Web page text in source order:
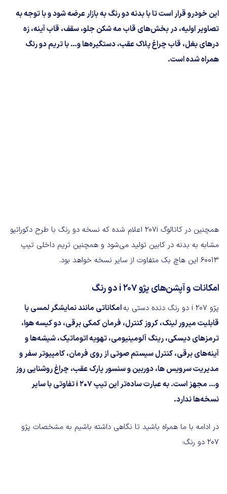
این خودرو قرار است تا با بدنه دو رنگ به بازار عرضه شود و با توجه به
تصاویر اولیه، در بخش‌های قاب مه شکن جلو، سقف، قاب آینه، زه
درهای بغل، قاب چراغ پلاک عقب، دستگیره‌ها و… با تریم دو رنگ
همراه شده است.
همچنین در کاتالوگ ۲۰۷i اعلام شده که نسخه دو رنگ با طرح دکوراتیو
مشابه به بدنه در کابین تولید می‌شود و همچنین تریم داخلی تیپ
۶۰۰۱۳ این هاچ بک متفاوت از سایر نسخه خواهد بود.
امکانات و آپشن‌های پژو ۲۰۷ i دو رنگ
پژو ۲۰۷ i دو رنگ دنده دستی به
امکاناتی مانند نمایشگر لمسی با
قابلیت میرور لینک، کروز کنترل، فرمان کمکی برقی، دو کیسه هوا،
ترمز‌های دیسکی، رینگ آلومینیومی، تهویه اتوماتیک، شیشه‌ها و
آینه‌های برقی، کنترل سیستم صوتی از روی فرمان، کامپیوتر سفر و
مدیریت سرویس ها، دوربین و سنسور پارک عقب، چراغ روشنایی روز
و… مجهز است. به عبارت ساده‌تر این تیپ ۲۰۷ i تفاوتی با سایر
نسخه‌ها ندارد.
در ادامه با ما همراه باشید تا نگاهی داشته باشیم به مشخصات پژو
207 دو رنگ: